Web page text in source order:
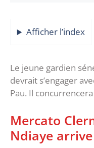
Afficher l’index
Le jeune gardien
devrait s’engager
Pau. Il
Mercato
Ndiaye arrive